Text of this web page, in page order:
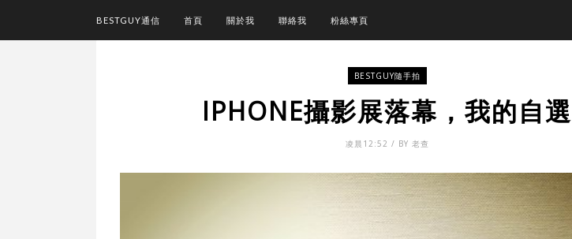
BESTGUY通信 首頁 關於我 聯絡我 粉絲專頁
BESTGUY隨手拍
IPHONE攝影展落幕，我的自選
凌晨12:52 / BY 老查